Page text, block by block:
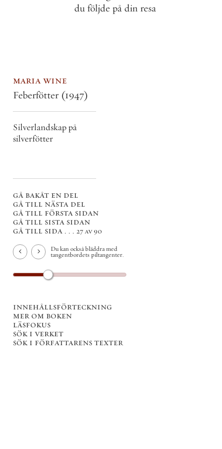
du följde på din resa
maria wine
Feberfötter (1947)
Silverlandskap på
silverfötter
gå bakåt en del
gå till nästa del
gå till första sidan
gå till sista sidan
gå till sida . . . 27 av 90
Du kan också bläddra med
tangentbordets piltangenter.
innehållsförteckning
mer om boken
läsfokus
sök i verket
sök i författarens texter